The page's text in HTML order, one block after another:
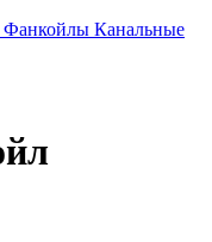
Фанкойлы Канальные